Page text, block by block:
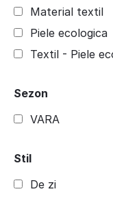
Material textil
Piele ecologica
Textil - Piele
Sezon
VARA
Stil
De zi